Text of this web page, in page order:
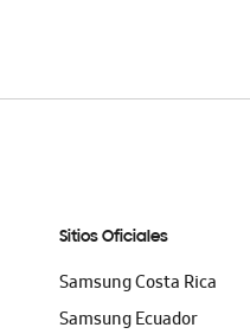
Sitios Oficiales
Samsung Costa Rica
Samsung Ecuador